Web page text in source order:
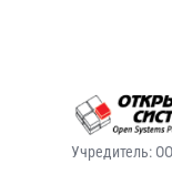
Учредитель: